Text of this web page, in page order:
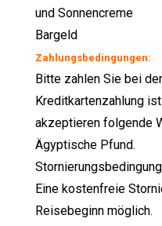
und Sonnencreme
Bargeld
Zahlungsbedingungen:
Bitte zahlen Sie bei
Kreditkartenzahlung
akzeptieren folgende
Ägyptische Pfund.
Eine kostenfreie
Reisebeginn möglich.